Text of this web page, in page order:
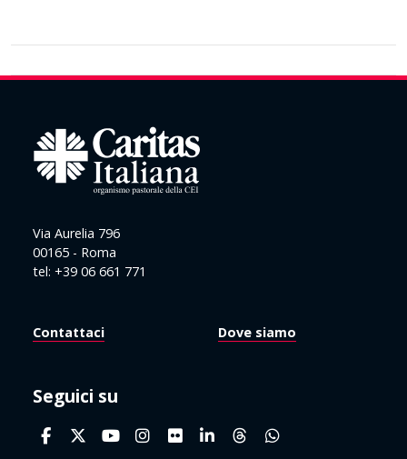
Via Aurelia 796
00165 - Roma
tel: +39 06 661 771
Contattaci Dove siamo
Seguici su